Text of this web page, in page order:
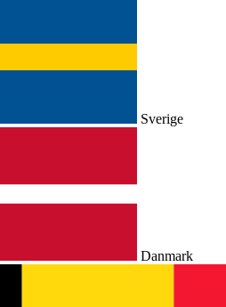
Sverige
Danmark